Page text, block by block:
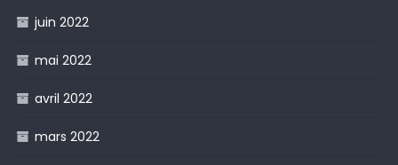
juin 2022
mai 2022
avril 2022
mars 2022